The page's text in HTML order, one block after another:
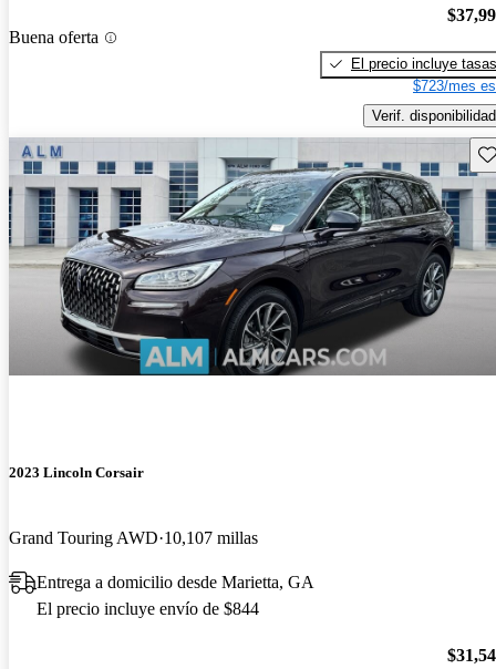
Buena oferta
El precio incluye tasas
$723/mes
Verif. disponibilidad
2023 Lincoln Corsair
Grand Touring AWD 10,107 millas
Entrega a domicilio desde Marietta, GA
El precio incluye envío de $844